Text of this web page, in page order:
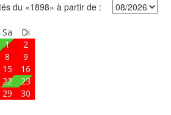
du «1898» à partir de :
Sa
Di
1
2
8
9
15
16
22
23
29
30